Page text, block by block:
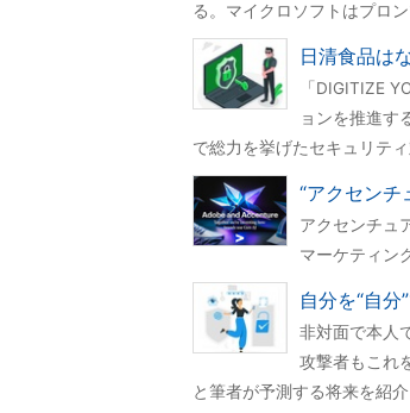
る。マイクロソフトはプロ
日清食品は
「DIGITIZE
ョンを推進す
で総力を挙げたセキュリティ
“アクセン
アクセンチュ
マーケティン
自分を“自
非対面で本人
攻撃者もこれ
と筆者が予測する将来を紹介